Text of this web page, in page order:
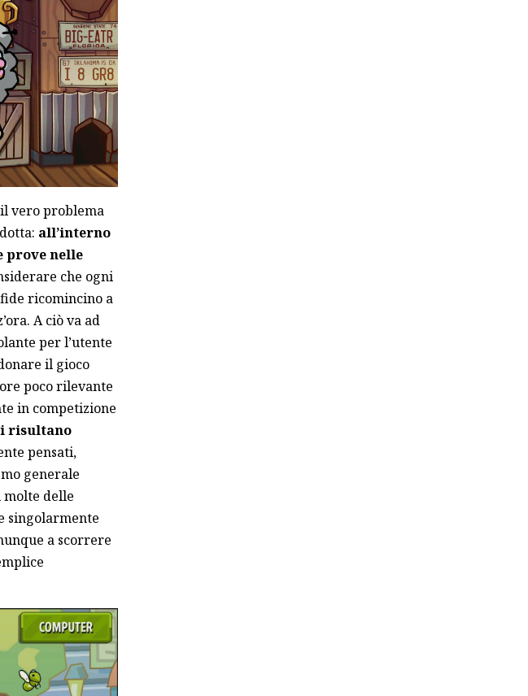
vero problema
all’interno
prove nelle
che ogni
ricomincino a
A ciò va ad
per l’utente
il gioco
poco rilevante
in competizione
risultano
pensati,
generale
molte delle
singolarmente
a scorrere